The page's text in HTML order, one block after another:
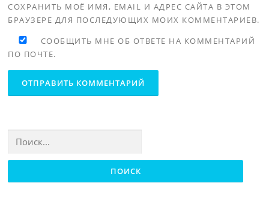
СОХРАНИТЬ МОЁ ИМЯ, EMAIL И АДРЕС САЙТА В ЭТОМ
БРАУЗЕРЕ ДЛЯ ПОСЛЕДУЮЩИХ МОИХ КОММЕНТАРИЕВ.
СООБЩИТЬ МНЕ ОБ ОТВЕТЕ НА КОММЕНТАРИЙ
ПО ПОЧТЕ.